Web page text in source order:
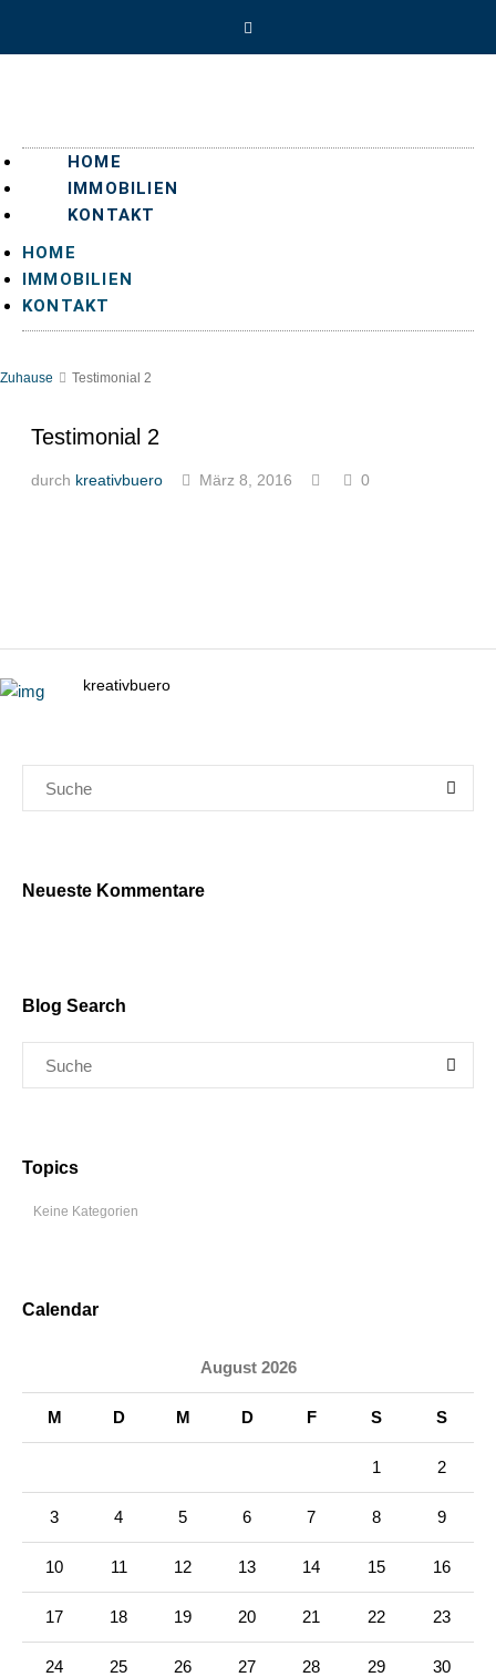
HOME
IMMOBILIEN
KONTAKT
HOME
IMMOBILIEN
KONTAKT
Zuhause Testimonial 2
Testimonial 2
durch kreativbuero März 8, 2016 0
kreativbuero
Neueste Kommentare
Blog Search
Topics
Keine Kategorien
Calendar
August 2026
M D M D F S S
1 2
3 4 5 6 7 8 9
10 11 12 13 14 15 16
17 18 19 20 21 22 23
24 25 26 27 28 29 30